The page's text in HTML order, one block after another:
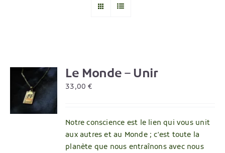
Le Monde – Unir
33,00€
Notre conscience est le lien qui vous unit
aux autres et au Monde ; c'est toute la
planète que nous entraînons avec nous